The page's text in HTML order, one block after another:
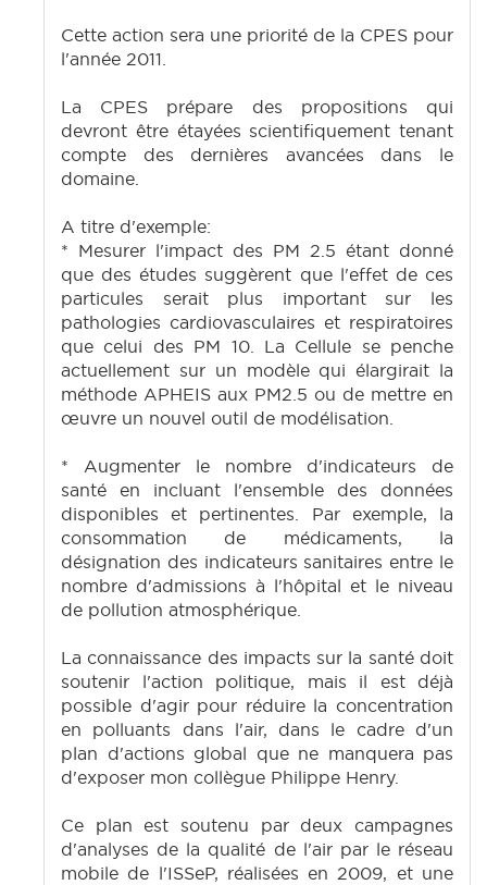
Cette action sera une priorité de la CPES pour
l'année 2011.
La CPES prépare des propositions qui
devront être étayées scientifiquement tenant
compte des dernières avancées dans le
domaine.
A titre d'exemple:
* Mesurer l'impact des PM 2.5 étant donné
que des études suggèrent que l'effet de ces
particules serait plus important sur les
pathologies cardio­vasculaires et respiratoires
que celui des PM 10. La Cellule se penche
actuellement sur un modèle qui élargirait la
méthode APHEIS aux PM2.5 ou de mettre en
œuvre un nouvel outil de modélisation.
* Augmenter le nombre d'indicateurs de
santé en incluant l'ensemble des données
disponibles et pertinentes. Par exemple, la
consommation de médicaments, la
désignation des indicateurs sanitaires entre le
nombre d'admissions à l'hôpital et le niveau
de pollution atmosphérique.
La connaissance des impacts sur la santé doit
soutenir l'action politique, mais il est déjà
possible d'agir pour réduire la concentration
en polluants dans l'air, dans le cadre d'un
plan d'actions global que ne manquera pas
d'exposer mon collègue Philippe Henry.
Ce plan est soutenu par deux campagnes
d'analyses de la qualité de l'air par le réseau
mobile de l'ISSeP, réalisées en 2009, et une